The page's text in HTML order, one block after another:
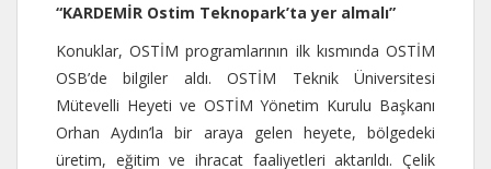
“KARDEMİR Ostim Teknopark’ta yer almalı”
Konuklar, OSTİM programlarının ilk kısmında OSTİM
OSB’de bilgiler aldı. OSTİM Teknik Üniversitesi
Mütevelli Heyeti ve OSTİM Yönetim Kurulu Başkanı
Orhan Aydın’la bir araya gelen heyete, bölgedeki
üretim, eğitim ve ihracat faaliyetleri aktarıldı. Çelik